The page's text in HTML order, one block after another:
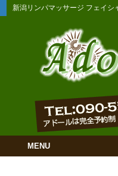
新潟リンパマッサージ フェイシ
MENU